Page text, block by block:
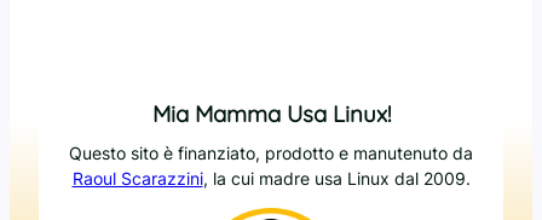
Mia Mamma Usa Linux!
Questo sito è finanziato, prodotto e manutenuto da
Raoul Scarazzini, la cui madre usa Linux dal 2009.